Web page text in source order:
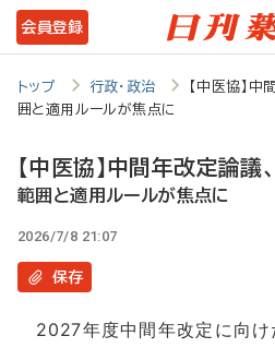
メ
イ
テ
ツ
に
会員登録
トップ 行政・政治
【中医協】
囲と適用ルールが焦点に
【中医協】中間年改定論議
範囲と適用ルールが焦点に
2026/7/8 21:07
保存
2027年度中間年改定に向け